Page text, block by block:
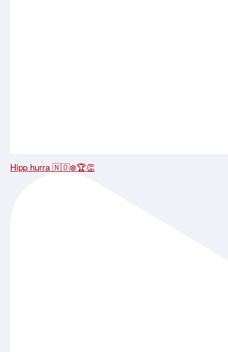
Hipp hurra 🇳🇴❄️🏆👏